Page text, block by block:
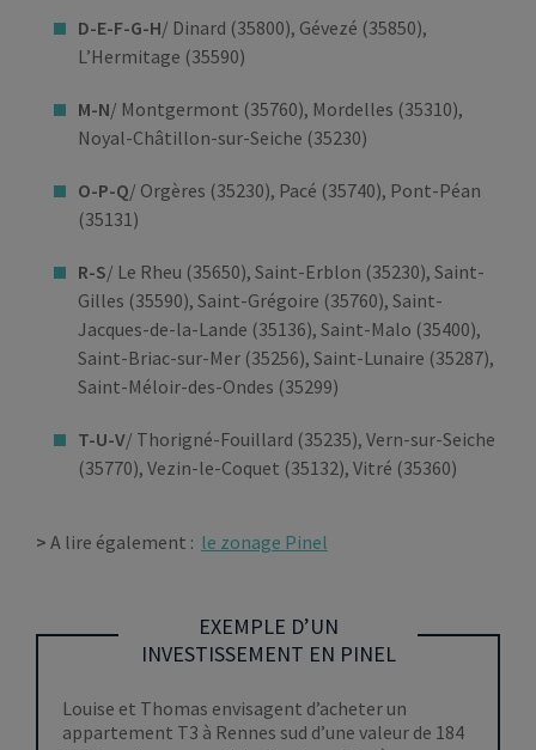
D-E-F-G-H/ Dinard (35800), Gévezé (35850),
L’Hermitage (35590)
M-N/ Montgermont (35760), Mordelles (35310),
Noyal-Châtillon-sur-Seiche (35230)
O-P-Q/ Orgères (35230), Pacé (35740), Pont-Péan
(35131)
R-S/ Le Rheu (35650), Saint-Erblon (35230), Saint-
Gilles (35590), Saint-Grégoire (35760), Saint-
Jacques-de-la-Lande (35136), Saint-Malo (35400),
Saint-Briac-sur-Mer (35256), Saint-Lunaire (35287),
Saint-Méloir-des-Ondes (35299)
T-U-V/ Thorigné-Fouillard (35235), Vern-sur-Seiche
(35770), Vezin-le-Coquet (35132), Vitré (35360)
> A lire également : le zonage Pinel
EXEMPLE D’UN
INVESTISSEMENT EN PINEL
Louise et Thomas envisagent d’acheter un
appartement T3 à Rennes sud d’une valeur de 184